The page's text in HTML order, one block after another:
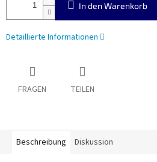
In den Warenkorb
Detaillierte Informationen
FRAGEN TEILEN
Beschreibung Diskussion